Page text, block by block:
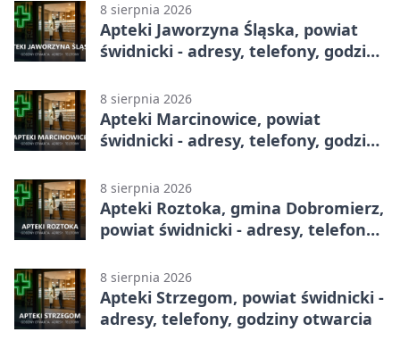
8 sierpnia 2026
Apteki Jaworzyna Śląska, powiat
świdnicki - adresy, telefony, godziny
8 sierpnia 2026
Apteki Marcinowice, powiat
świdnicki - adresy, telefony, godziny
8 sierpnia 2026
Apteki Roztoka, gmina Dobromierz,
powiat świdnicki - adresy, telefony,
8 sierpnia 2026
Apteki Strzegom, powiat świdnicki -
adresy, telefony, godziny otwarcia